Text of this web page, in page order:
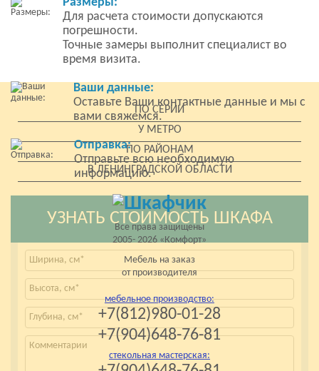
Для расчета стоимости допускаются
погрешности.
Точные замеры выполнит специалист во
время визита.
Ваши данные:
Оставьте Ваши контактные данные и мы с
вами свяжемся.
Отправка:
Отправьте всю необходимую
информацию.
УЗНАТЬ СТОИМОСТЬ ШКАФА
ПО СЕРИИ
У МЕТРО
ПО РАЙОНАМ
В ЛЕНИНГРАДСКОЙ ОБЛАСТИ
Все права защищены
2005- 2026 «Комфорт»
Мебель на заказ
от производителя
мебельное производство:
+7(812)980-01-28
+7(904)648-76-81
стекольная мастерская: